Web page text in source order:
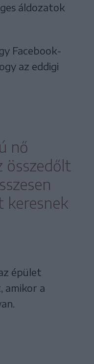
áldozatok
Facebook-
az eddigi
nő
keresnek
épület
amikor a